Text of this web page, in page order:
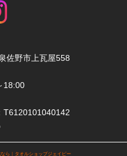
佐野市上瓦屋558
18:00
T6120101040142
ら｜タオルショップジェイピー